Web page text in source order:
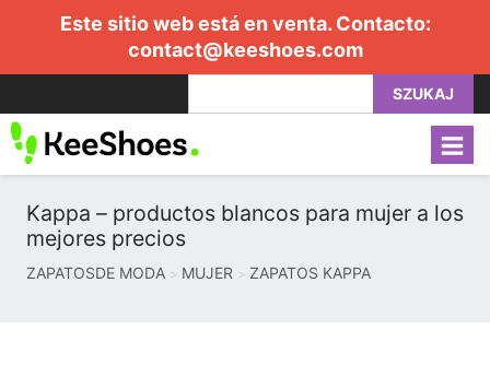
Este sitio web está en venta. Contacto:
contact@keeshoes.com
SZUKAJ
Kappa – productos blancos para mujer a los
mejores precios
ZAPATOSDE MODA MUJER ZAPATOS KAPPA